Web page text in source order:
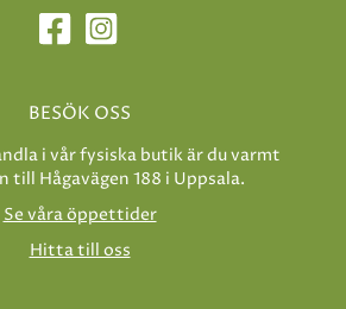
BESÖK OSS
i vår fysiska butik är du varmt
till Hågavägen 188 i Uppsala.
Se våra öppettider
Hitta till oss